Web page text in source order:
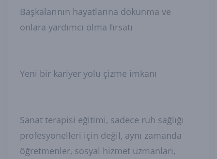
Başkalarının hayatlarına dokunma ve
onlara yardımcı olma fırsatı
Yeni bir kariyer yolu çizme imkanı
Sanat terapisi eğitimi, sadece ruh sağlığı
profesyonelleri için değil, aynı zamanda
öğretmenler, sosyal hizmet uzmanları,